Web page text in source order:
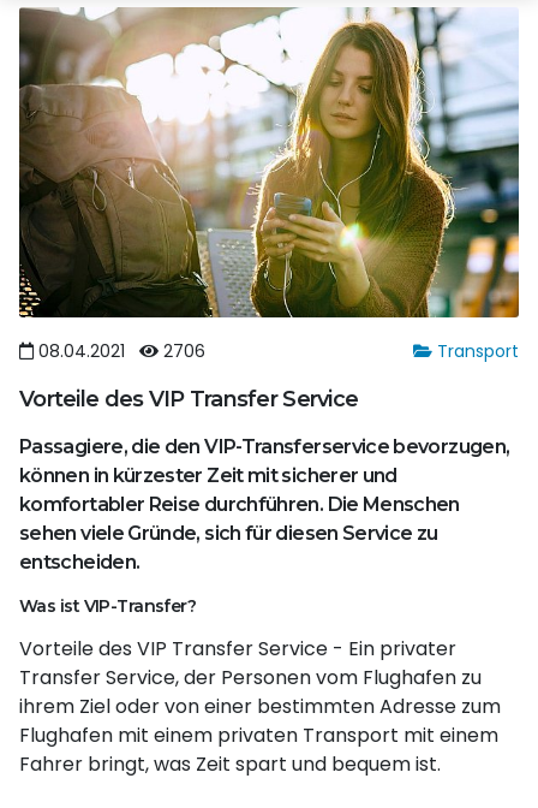
Transport
08.04.2021 2706
Vorteile des VIP Transfer Service
Passagiere, die den VIP-Transferservice bevorzugen,
können in kürzester Zeit mit sicherer und
komfortabler Reise durchführen. Die Menschen
sehen viele Gründe, sich für diesen Service zu
entscheiden.
Was ist VIP-Transfer?
Vorteile des VIP Transfer Service - Ein privater
Transfer Service, der Personen vom Flughafen zu
ihrem Ziel oder von einer bestimmten Adresse zum
Flughafen mit einem privaten Transport mit einem
Fahrer bringt, was Zeit spart und bequem ist.